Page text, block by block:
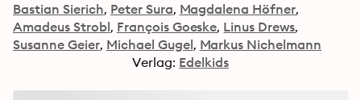
Bastian Sierich Peter Sura Magdalena Höfner
Amadeus Strobl François Goeske Linus Drews
Susanne Geier Michael Gugel Markus Nichelmann
Verlag: Edelkids